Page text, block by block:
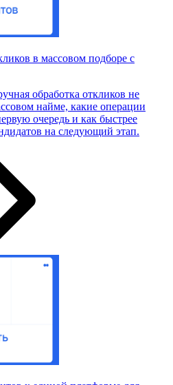
в массовом подборе с
обработка откликов не
найме, какие операции
очередь и как быстрее
на следующий этап.